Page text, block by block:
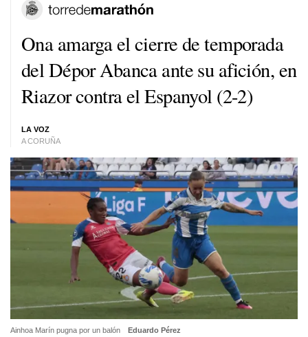
Ona amarga el cierre de temporada
del Dépor Abanca ante su afición, en
Riazor contra el Espanyol (2-2)
LA VOZ
A CORUÑA
Ainhoa Marín pugna por un balón Eduardo Pérez